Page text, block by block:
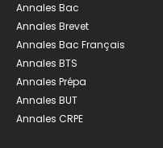
Annales Bac
Annales Brevet
Annales Bac Français
Annales BTS
Annales Prépa
Annales BUT
Annales CRPE